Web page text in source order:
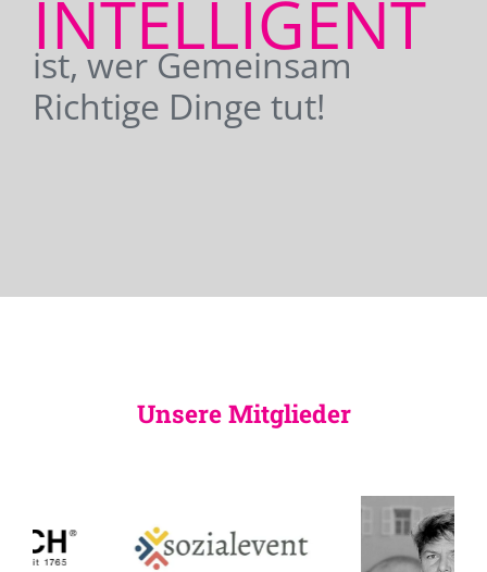
INTELLIGENT
ist, wer Gemeinsam
Richtige Dinge tut!
Unsere Mitglieder